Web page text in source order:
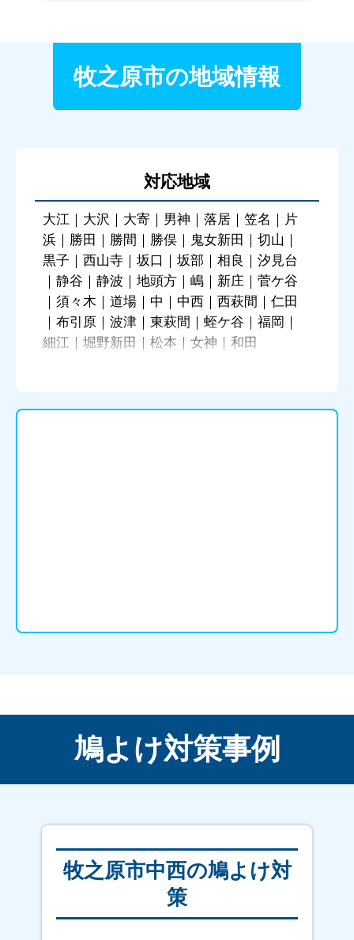
牧之原市の地域情報
対応地域
大江｜大沢｜大寄｜男神｜落居｜笠名｜片
浜｜勝田｜勝間｜勝俣｜鬼女新田｜切山｜
黒子｜西山寺｜坂口｜坂部｜相良｜汐見台
｜静谷｜静波｜地頭方｜嶋｜新庄｜菅ケ谷
｜須々木｜道場｜中｜中西｜西萩間｜仁田
｜布引原｜波津｜東萩間｜蛭ケ谷｜福岡｜
細江｜堀野新田｜松本｜女神｜和田
鳩よけ対策事例
牧之原市中西の鳩よけ対
策